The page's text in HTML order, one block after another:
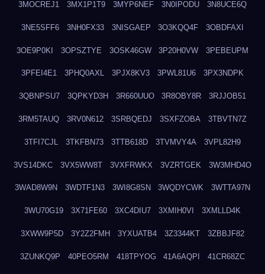
3MOCREJ1 3MX1P1T9 3MYP6NEF 3N0IPODU 3N8UCE6Q
3NE5SFF6 3NH0FX33 3NISGAEP 3O3KQQ4F 3OBDFAXI
3OE9P0KI 3OPSZTYE 3OSK46GW 3P20H0VW 3PEBEUPM
3PFEI4E1 3PHQ0AXL 3PJX8KV3 3PWL81U6 3PX3NDPK
3QBNPSU7 3QPKYD3H 3R660UUO 3R8OBY8R 3RJJOB51
3RM5TAUQ 3RV0N612 3SRBQEDJ 3SXFZOBA 3TBVTN7Z
3TFI7CJL 3TKFBN73 3TTB618D 3TVMVY4A 3VPL82H9
3VS14DKC 3VX5WW8T 3VXFRWKX 3VZRTGEK 3W3MHD4O
3WAD8W9N 3WDTF1N3 3WI8G8SN 3WQDYCWK 3WTTA97N
3WU70G19 3X71FE60 3XC4DIU7 3XMIH0VI 3XMLLD4K
3XWW9P5D 3Y2Z2FMH 3YXUATB4 3Z3344KT 3ZBBJF82
3ZUNKQ9P 40PEO5RM 418TPYOG 41A6AQPI 41CR68ZC